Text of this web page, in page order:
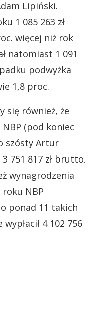
Lipiński.
1 085 263 zł
więcej niż rok
natomiast 1 091
podwyżka
1,8 proc.
się również, że
(pod koniec
szósty Artur
751 817 zł brutto.
wynagrodzenia
NBP
ponad 11 takich
4 102 756